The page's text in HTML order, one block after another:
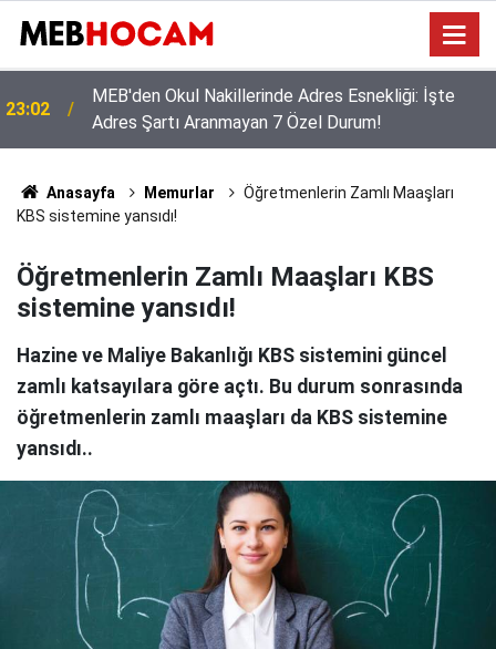
21:02
Okullarda Neden Tek Tip Kıyafet? Bakan Tekin’den
Aileleri ve Öğrencileri Yakından İlgilendiren
Açıklama!
Anasayfa Memurlar
Öğretmenlerin Zamlı Maaşları
KBS sistemine yansıdı!
Öğretmenlerin Zamlı Maaşları KBS
sistemine yansıdı!
Hazine ve Maliye Bakanlığı KBS sistemini güncel
zamlı katsayılara göre açtı. Bu durum sonrasında
öğretmenlerin zamlı maaşları da KBS sistemine
yansıdı..